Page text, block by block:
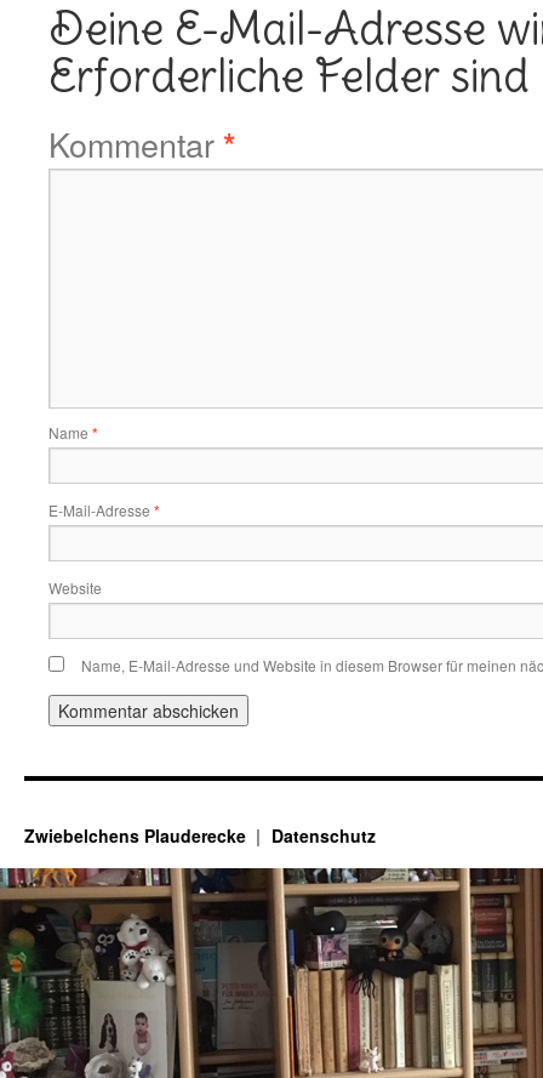
Deine E-Mail-Adresse
Erforderliche Felder
Kommentar*
Name *
E-Mail-Adresse *
Website
Name, E-Mail-Adresse und Website in diesem Browser für meinen
Zwiebelchens Plauderecke Datenschutz